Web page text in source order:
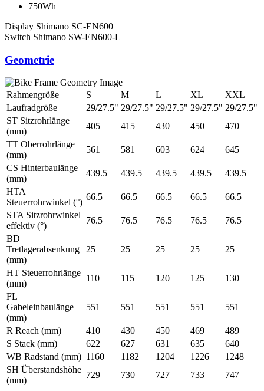
750Wh
Display Shimano SC-EN600
Switch Shimano SW-EN600-L
Geometrie
Rahmengröße S M L XL
XXL
Laufradgröße
29/27.5" 29/27.5" 29/27.5" 29/27.5" 29/27.5"
ST Sitzrohrlänge
(mm)
405 415 430 450
470
TT Oberrohrlänge
(mm)
561 581 603 624
645
CS Hinterbaulänge
(mm)
439.5 439.5 439.5 439.5
439.5
HTA
Steuerrohrwinkel (°)
66.5 66.5 66.5 66.5
66.5
STA Sitzrohrwinkel
effektiv (°)
76.5 76.5 76.5 76.5
76.5
BD
Tretlagerabsenkung
(mm)
25 25 25 25 25
HT Steuerrohrlänge
(mm)
110 115 120 125
130
FL
Gabeleinbaulänge
(mm)
551 551 551 551 551
R Reach (mm) 410 430 450 469
489
S Stack (mm)
622 627 631 635
640
WB Radstand (mm) 1160 1182 1204 1226
1248
SH Überstandshöhe
(mm)
729 730 727 733 747